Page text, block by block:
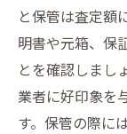
と保管は査定額
明書や元箱、保
とを確認しまし
業者に好印象を
す。保管の際に